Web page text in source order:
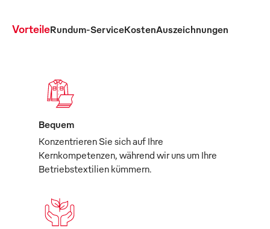
VorteileRundum-ServiceKostenAuszeichnungen
Bequem
Konzentrieren Sie sich auf Ihre
Kernkompetenzen, während wir uns um Ihre
Betriebstextilien kümmern.